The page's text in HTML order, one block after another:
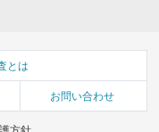
とは
お問い合わせ